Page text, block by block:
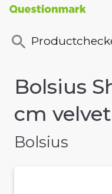
Bolsius
cm
Bolsius